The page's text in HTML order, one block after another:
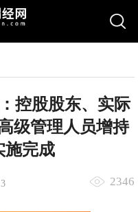
控股股东、实际
级管理人员增持
施完成
2346